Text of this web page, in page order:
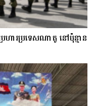
រហារប្រទេស​​ណា​តូ ​នៅ​ប៉ុន្មាន​